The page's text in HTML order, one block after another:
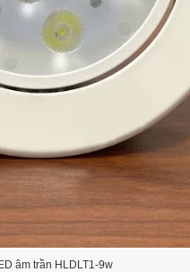
âm trần HLDLT1-9w